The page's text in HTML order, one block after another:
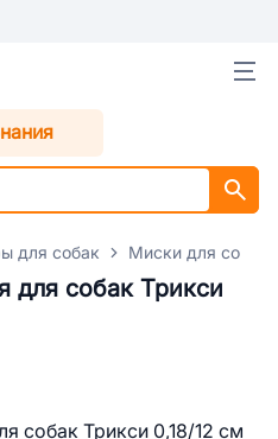
для собак Миски для собак
для собак Трикси